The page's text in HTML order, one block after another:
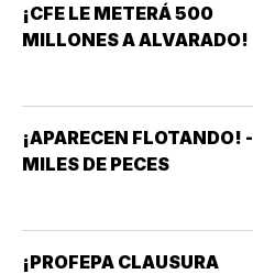
¡CFE LE METERÁ 500
MILLONES A ALVARADO!
¡APARECEN FLOTANDO! -
MILES DE PECES
¡PROFEPA CLAUSURA